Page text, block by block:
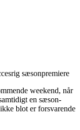
sæsonpremiere
weekend, når
en sæson-
blot er forsvarende